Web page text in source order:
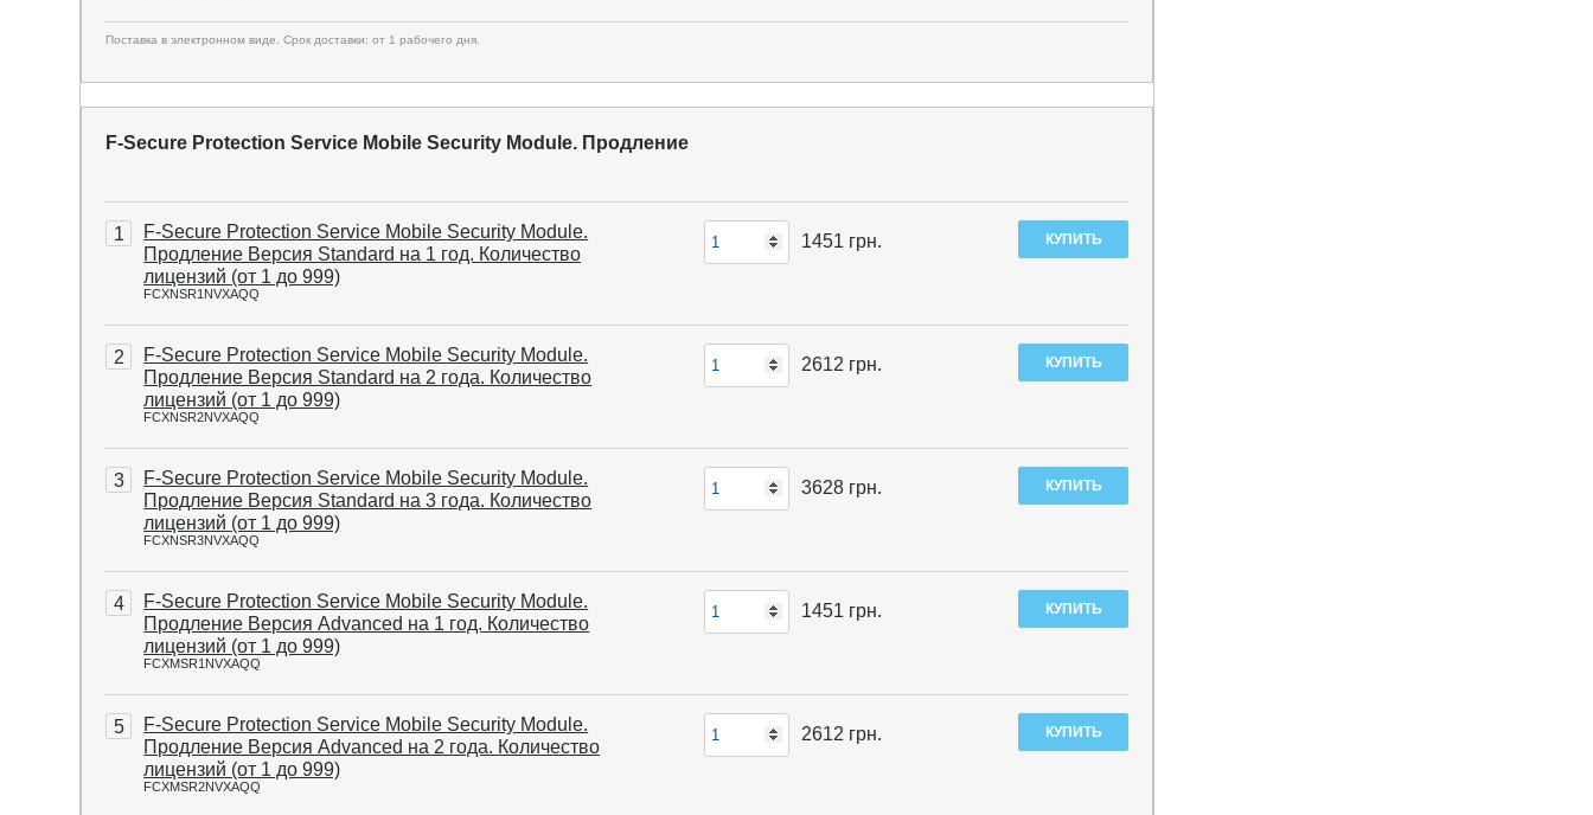
Поставка в электронном виде. Срок доставки: от 1 рабочего дня.
F-Secure Protection Service Mobile Security Module. Продление
1
F-Secure Protection Service Mobile Security Module.
Продление Версия Standard на 1 год. Количество
лицензий (от 1 до 999)
FCXNSR1NVXAQQ
1451 грн.
2
F-Secure Protection Service Mobile Security Module.
Продление Версия Standard на 2 года. Количество
лицензий (от 1 до 999)
FCXNSR2NVXAQQ
2612 грн.
3
F-Secure Protection Service Mobile Security Module.
Продление Версия Standard на 3 года. Количество
лицензий (от 1 до 999)
FCXNSR3NVXAQQ
3628грн.
4
F-Secure Protection Service Mobile Security Module.
Продление Версия Advanced на 1 год. Количество
лицензий (от 1 до 999)
FCXMSR1NVXAQQ
1451 грн.
5
F-Secure Protection Service Mobile Security Module.
Продление Версия Advanced на 2 года. Количество
лицензий (от 1 до 999)
FCXMSR2NVXAQQ
2612 грн.